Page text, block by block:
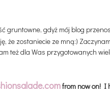
gruntowne, gdyż mój blog
że zostaniecie ze mną:)
też dla Was przygotowanych
from now on! I